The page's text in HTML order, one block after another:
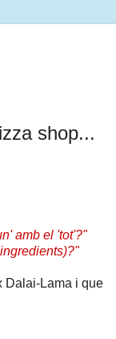
shop...
amb el 'tot'?"
Dalai-Lama i que